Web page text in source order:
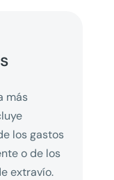
más
los gastos
o de los
extravío.